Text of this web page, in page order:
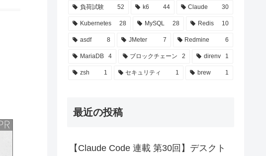
負荷試験 52 k6 44 Claude 30
Kubernetes 28 MySQL 28 Redis 10
asdf 8 JMeter 7 Redmine 6
MariaDB 4 ブロックチェーン 2 direnv 1
zsh 1 セキュリティ 1 brew 1
最近の投稿
【Claude Code 連載 第30回】デスクト